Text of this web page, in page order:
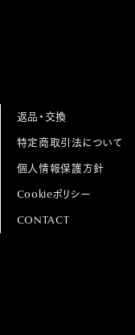
返品・交換
特定商取引法について
個人情報保護方針
Cookieポリシー
CONTACT